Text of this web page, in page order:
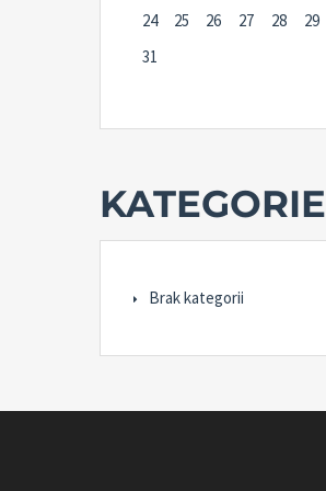
24
25 26 27 28 29
31
KATEGORIE
Brak kategorii